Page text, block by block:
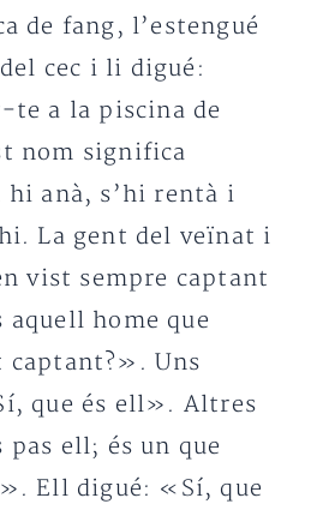
de fang, l’estengué
cec i li digué:
te a la piscina de
nom significa
anà, s’hi rentà i
La gent del veïnat i
vist sempre captant
home que
captant?». Uns
que és ell». Altres
ell; és un que
Ell digué: «Sí, que